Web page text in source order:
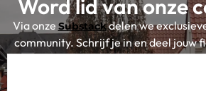
Word lid van onze
Via onze Substackdelen we
community. Schrijf je in en deel jouw